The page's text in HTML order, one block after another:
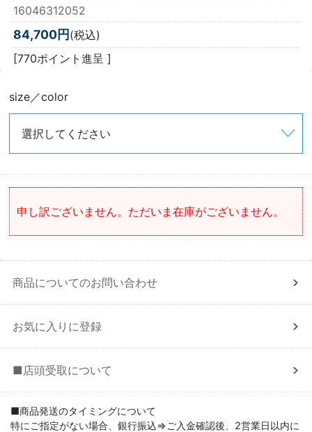
16046312052
84,700円 (税込)
[770ポイント進呈 ]
size／color
申し訳ございません。ただいま在庫がございません。
商品についてのお問い合わせ
お気に入りに登録
■店頭受取について
■商品発送のタイミングについて
特にご指定がない場合、銀行振込⇒ご入金確認後、2営業日以内に